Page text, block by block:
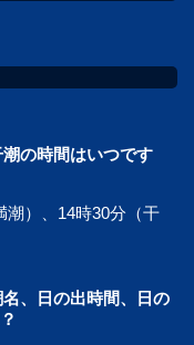
の時間はいつです
潮）、14時30分（干
、日の出時間、日の